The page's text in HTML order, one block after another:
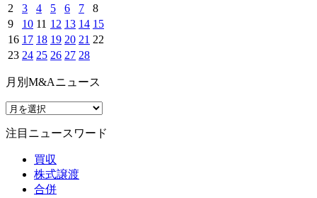
2
3 4 5 6 7
8
9
10 11 12 13 14 15
16 17 18 19 20 21 22
23 24 25 26 27 28
月別M&Aニュース
注目ニュースワード
買収
株式譲渡
合併